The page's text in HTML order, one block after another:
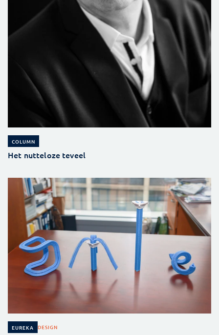
COLUMN
Het nutteloze teveel
EUREKA DESIGN